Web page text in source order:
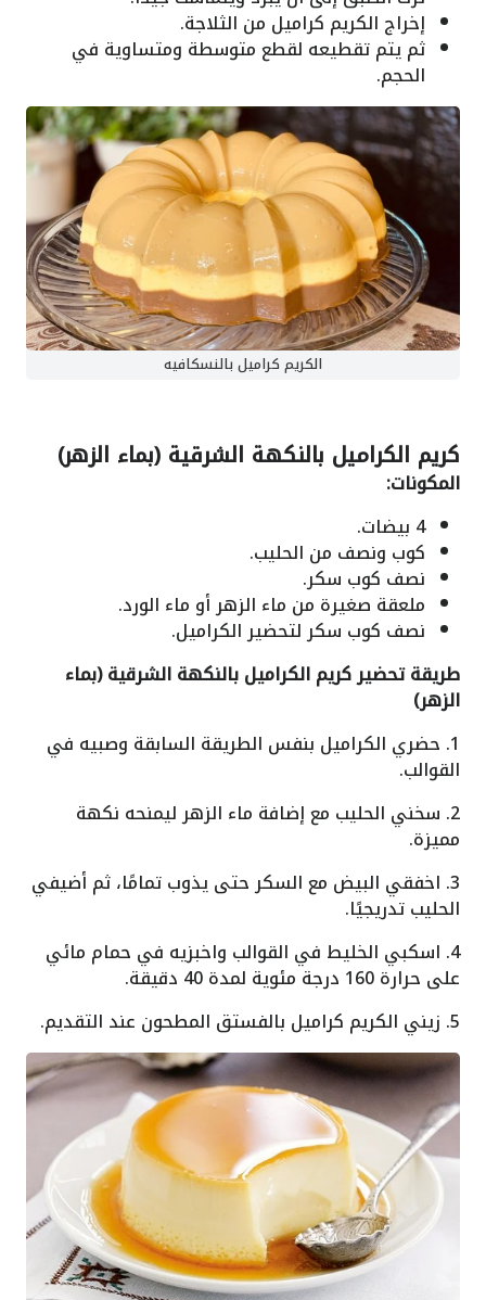
إخراج الكريم كراميل من الثلاجة.
ثم يتم تقطيعه لقطع متوسطة ومتساوية في
الحجم.
الكريم كراميل بالنسكافيه
كريم الكراميل بالنكهة الشرقية (بماء الزهر)
المكونات:
4 بيضات.
كوب ونصف من الحليب.
نصف كوب سكر.
ملعقة صغيرة من ماء الزهر أو ماء الورد.
نصف كوب سكر لتحضير الكراميل.
طريقة تحضير كريم الكراميل بالنكهة الشرقية (بماء
الزهر)
1. حضري الكراميل بنفس الطريقة السابقة وصبيه في
القوالب.
2. سخني الحليب مع إضافة ماء الزهر ليمنحه نكهة
مميزة.
3. اخفقي البيض مع السكر حتى يذوب تمامًا، ثم أضيفي
الحليب تدريجيًا.
4. اسكبي الخليط في القوالب واخبزيه في حمام مائي
على حرارة 160 درجة مئوية لمدة 40 دقيقة.
5. زيني الكريم كراميل بالفستق المطحون عند التقديم.